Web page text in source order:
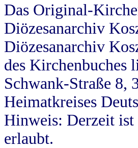
Das Original-
Diözesanarchiv
Diözesanarchiv
des Kirchenbuches
Schwank-Straße 8,
Heimatkreises
Hinweis: Derzeit ist
erlaubt.